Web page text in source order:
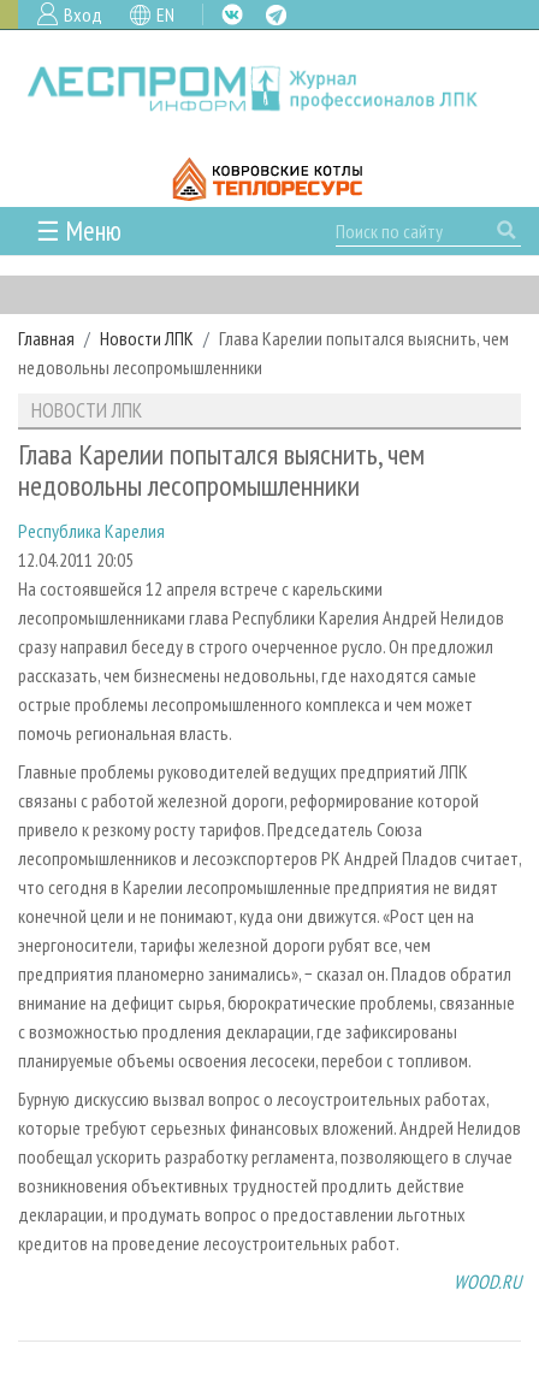
Вход EN
☰ Меню
ГЛАВНАЯ
РУБРИКИ И ТЕМЫ
РУБРИКИ ЖУРНАЛА
ЛЕСОЗАГОТОВКА
ЛЕСОПИЛЕНИЕ
СУШКА ДРЕВЕСИНЫ
ПРОИЗВОДСТВО ДРЕВЕСНЫХ ПЛИТ
ДЕРЕВЯННОЕ ДОМОСТРОЕНИЕ
ПРОИЗВОДСТВО МЕБЕЛИ
БИОЭНЕРГЕТИКА
ИНСТРУМЕНТ И МАТЕРИАЛЫ
НОВОСТИ
НОВОСТИ ЛПК
НОВОСТИ ЖУРНАЛА
ПРОЕКТЫ ЛПИ
АНАЛИТИКА
ПРЕДПРИЯТИЯ ЛПК
ПЕРСОНЫ
МОБИЛЬНЫЕ ВЫСТАВКИ
ОФИЦИАЛЬНЫЕ ДЕЛЕГАЦИИ
ПРИОРИТЕТНЫЕ ИНВЕСТПРОЕКТЫ
RUSSIAN FORESTRY REVIEW
ГАЗЕТА ЛЕСПРОМФОРУМ
БИБЛИОТЕКА СПЕЦИАЛИСТА
АРХИВ
АРХИВ ЖУРНАЛОВ
СТАТЬИ
О ЖУРНАЛЕ
ПОДПИСКА
КОНТАКТЫ
РЕКЛАМОДАТЕЛЯМ
РЕКЛАМА
РЕКЛАМА НА САЙТЕ
Главная Новости ЛПК
Глава Карелии попытался выяснить, чем
недовольны лесопромышленники
НОВОСТИ ЛПК
Глава Карелии попытался выяснить, чем
недовольны лесопромышленники
Республика Карелия
12.04.2011 20:05
На состоявшейся 12 апреля встрече с карельскими
лесопромышленниками глава Республики Карелия Андрей Нелидов
сразу направил беседу в строго очерченное русло. Он предложил
рассказать, чем бизнесмены недовольны, где находятся самые
острые проблемы лесопромышленного комплекса и чем может
помочь региональная власть.
Главные проблемы руководителей ведущих предприятий ЛПК
связаны с работой железной дороги, реформирование которой
привело к резкому росту тарифов. Председатель Союза
лесопромышленников и лесоэкспортеров РК Андрей Пладов считает,
что сегодня в Карелии лесопромышленные предприятия не видят
конечной цели и не понимают, куда они движутся. «Рост цен на
энергоносители, тарифы железной дороги рубят все, чем
предприятия планомерно занимались», − сказал он. Пладов обратил
внимание на дефицит сырья, бюрократические проблемы, связанные
с возможностью продления декларации, где зафиксированы
планируемые объемы освоения лесосеки, перебои с топливом.
Бурную дискуссию вызвал вопрос о лесоустроительных работах,
которые требуют серьезных финансовых вложений. Андрей Нелидов
пообещал ускорить разработку регламента, позволяющего в случае
возникновения объективных трудностей продлить действие
декларации, и продумать вопрос о предоставлении льготных
кредитов на проведение лесоустроительных работ.
WOOD.RU